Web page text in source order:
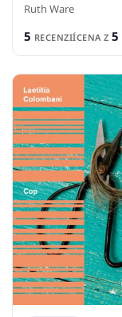
Ruth Ware
5 RECENZIÍCENA Z 5